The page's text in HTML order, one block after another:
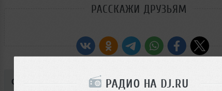
РАДИО НА DJ.RU
РАССКАЖИ ДРУЗЬЯМ
Стиль: